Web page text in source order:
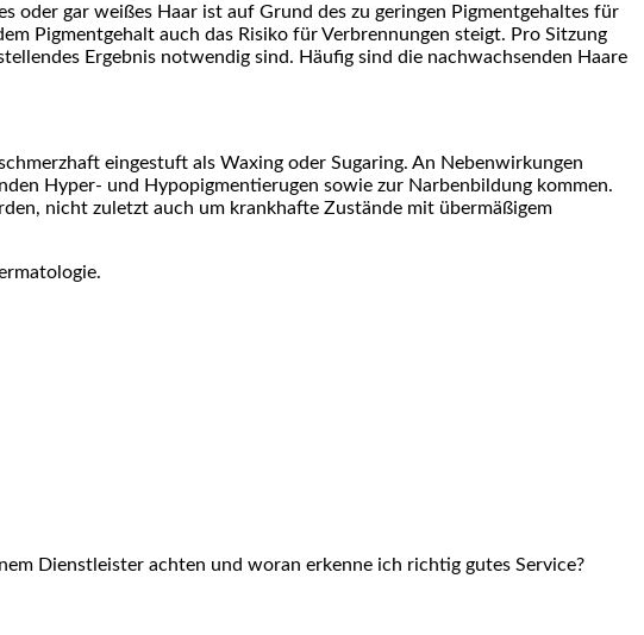
gar weißes Haar ist auf Grund des zu geringen Pigmentgehaltes für
Pigmentgehalt auch das Risiko für Verbrennungen steigt. Pro Sitzung
Ergebnis notwendig sind. Häufig sind die nachwachsenden Haare
eingestuft als Waxing oder Sugaring. An Nebenwirkungen
Hyper- und Hypopigmentierugen sowie zur Narbenbildung kommen.
nicht zuletzt auch um krankhafte Zustände mit übermäßigem
Dienstleister achten und woran erkenne ich richtig gutes Service?